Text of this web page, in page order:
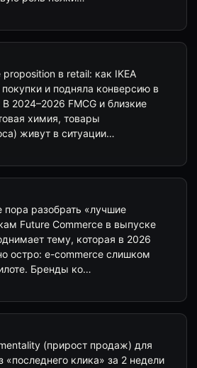
в retail: как IKEA
и подняла конверсию в
В 2024–2026 FMCG и близкие
химия, товары
живут в ситуации…
разобрать «лучшие
Future Commerce в выпуске
тему, которая в 2026
остро: e-commerce слишком
Бренды ко…
(прирост продаж) для
«последнего клика» за 2 недели